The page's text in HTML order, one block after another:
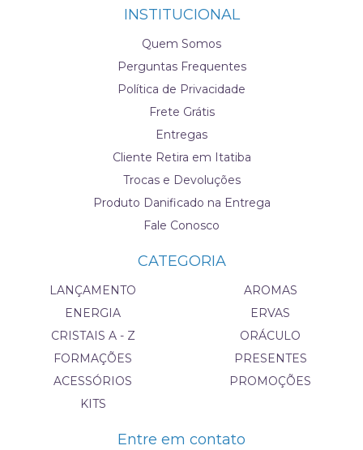
INSTITUCIONAL
Quem Somos
Perguntas Frequentes
Política de Privacidade
Frete Grátis
Entregas
Cliente Retira em Itatiba
Trocas e Devoluções
Produto Danificado na Entrega
Fale Conosco
CATEGORIA
LANÇAMENTO
ENERGIA
CRISTAIS A - Z
FORMAÇÕES
ACESSÓRIOS
KITS
AROMAS
ERVAS
ORÁCULO
PRESENTES
PROMOÇÕES
Entre em contato